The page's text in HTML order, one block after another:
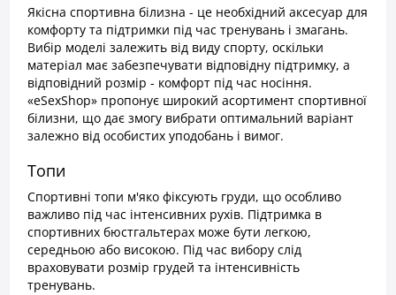
Якісна спортивна білизна - це необхідний аксесуар для
комфорту та підтримки під час тренувань і змагань.
Вибір моделі залежить від виду спорту, оскільки
матеріал має забезпечувати відповідну підтримку, а
відповідний розмір - комфорт під час носіння.
«eSexShop» пропонує широкий асортимент спортивної
білизни, що дає змогу вибрати оптимальний варіант
залежно від особистих уподобань і вимог.
Топи
Спортивні топи м'яко фіксують груди, що особливо
важливо під час інтенсивних рухів. Підтримка в
спортивних бюстгальтерах може бути легкою,
середньою або високою. Під час вибору слід
враховувати розмір грудей та інтенсивність
тренувань.